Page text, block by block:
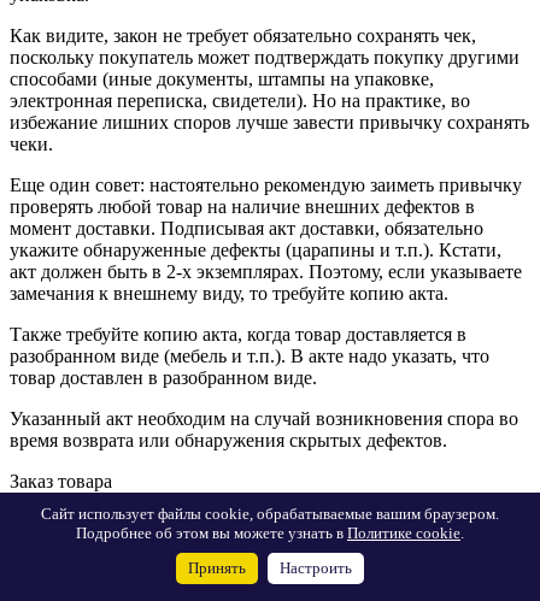
Как видите, закон не требует обязательно сохранять чек,
поскольку покупатель может подтверждать покупку другими
способами (иные документы, штампы на упаковке,
электронная переписка, свидетели). Но на практике, во
избежание лишних споров лучше завести привычку сохранять
чеки.
Еще один совет: настоятельно рекомендую заиметь привычку
проверять любой товар на наличие внешних дефектов в
момент доставки. Подписывая акт доставки, обязательно
укажите обнаруженные дефекты (царапины и т.п.). Кстати,
акт должен быть в 2-х экземплярах. Поэтому, если указываете
замечания к внешнему виду, то требуйте копию акта.
Также требуйте копию акта, когда товар доставляется в
разобранном виде (мебель и т.п.). В акте надо указать, что
товар доставлен в разобранном виде.
Указанный акт необходим на случай возникновения спора во
время возврата или обнаружения скрытых дефектов.
Заказ товара
Менеджеры компании ответят на Ваш запрос
Сайт использует файлы cookie, обрабатываемые вашим браузером.
Подробнее об этом вы можете узнать в Политике cookie.
Принять Настроить